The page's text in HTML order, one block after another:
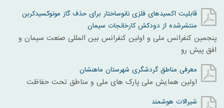
قابلیت اکسیدهای فلزی نانوساختار برای حذف گاز مونوکسیدکربن
منتشرشده از دودکش کارخانجات سیمان
پنجمین کنفرانس ملی و اولین کنفرانس بین المللی صنعت سیمان و
افق پیش رو
معرفی مناطق گردشگری شهرستان ماهنشان
اولین همایش ملی پارک های ملی و مناطق تحت حفاظت
شیرالات هوشمند